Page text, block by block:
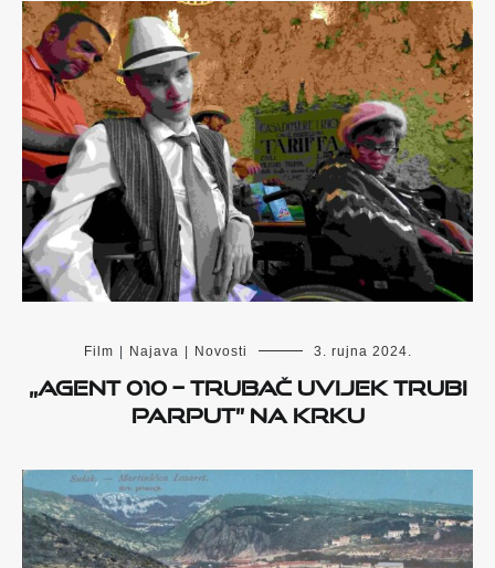
Film Najava Novosti 3. rujna 2024.
„Agent 010 – Trubač uvijek trubi
parput” na Krku